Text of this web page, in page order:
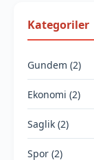
Kategoriler
Gundem (2)
Ekonomi (2)
Saglik (2)
Spor (2)